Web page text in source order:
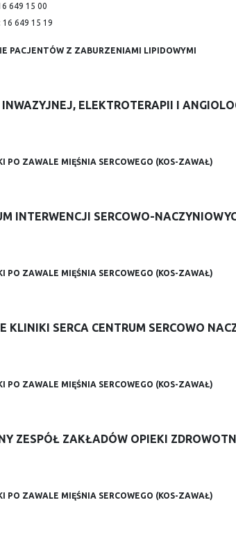
649 15 00
649 15 19
PACJENTÓW Z ZABURZENIAMI LIPIDOWYMI
ELEKTROTERAPII I
PO ZAWALE MIĘŚNIA SERCOWEGO (KOS-ZAWAŁ)
INTERWENCJI SERCOWO-
PO ZAWALE MIĘŚNIA SERCOWEGO (KOS-ZAWAŁ)
KLINIKI SERCA CENTRUM SERCOWO
PO ZAWALE MIĘŚNIA SERCOWEGO (KOS-ZAWAŁ)
ZESPÓŁ ZAKŁADÓW OPIEKI
PO ZAWALE MIĘŚNIA SERCOWEGO (KOS-ZAWAŁ)